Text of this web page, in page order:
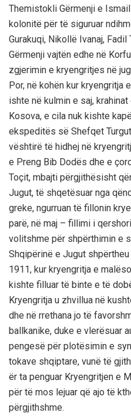
Themistokli Gërmenji e
kolonitë për të siguruar
Gurakuqi, Nikollë Ivanaj,
Gërmenji vajtën edhe në
zgjerimin e kryengritjes në
Por, në kohën kur
ishte në kulmin e saj,
Kosova, e cila nuk kishte
ekspeditës së Shefqet
vështirë të hidhej në
e Preng Bib Dodës dhe e
Toçit, mbajti përgjithësisht
Jugut, të shqetësuar nga
greke, ngurruan të fillonin
parë, në maj – fillimi i
volitshme për shpërthimin e
Shqipërinë e Jugut
1911, kur kryengritja e
kishte filluar të binte e të
Kryengritja u zhvillua në
dhe në rrethana jo të
ballkanike, duke e vlerësuar
pengesë për plotësimin e
tokave shqiptare, vunë të
ër ta penguar Kryengritjen e
për të mos lejuar që ajo të
përgjithshme.